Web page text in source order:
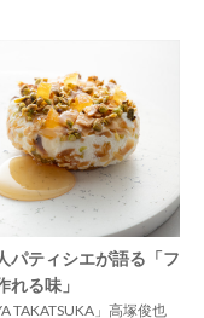
パティシエが語る「フ
れる味」
TAKATSUKA」高塚俊也